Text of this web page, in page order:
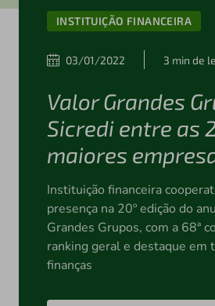
INSTITUIÇÃO FINANCEIRA
03/01/2022 3 min de
Valor Grandes
Sicredi entre as
maiores
Instituição financeira
presença na 20º edição do
Grandes Grupos, com a 68ª
ranking geral e destaque em
finanças